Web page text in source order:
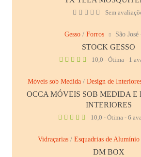
Sem
Gesso/ Forros São
STOCK GESSO
10,0 - Ótima - 1
Móveis sob Medida / Design de
OCCA MÓVEIS SOB MEDIDA E
INTERIORES
10,0 - Ótima - 6
Vidraçarias / Esquadrias de Alumínio
DM BOX